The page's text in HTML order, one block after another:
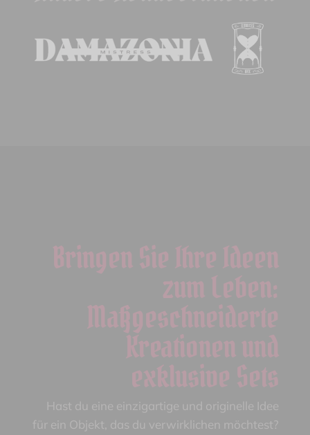
Bringen Sie Ihre Ideen
zum Leben:
Maßgeschneiderte
Kreationen und
exklusive Sets
Hast du eine einzigartige und originelle Idee
für ein Objekt, das du verwirklichen möchtest?